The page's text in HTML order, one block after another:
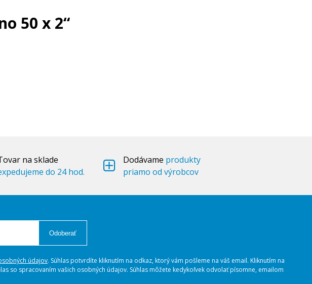
50 x 2“
na sklade
do 24 hod.
Dodávame produkty
priamo od výrobcov
Odoberať
údajov. Súhlas potvrdíte kliknutím na odkaz, ktorý vám pošleme na váš email. Kliknutím na
so spracovaním vašich osobných údajov. Súhlas môžete kedykoľvek odvolať písomne, emailom